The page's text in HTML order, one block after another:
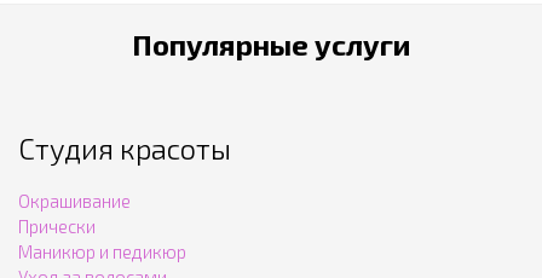
Популярные услуги
Студия красоты
Окрашивание
Прически
Маникюр и педикюр